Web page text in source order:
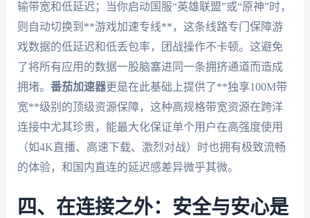
输带宽和低延迟；当你启动国服“英雄联盟”或“原神”时，
则自动切换到**游戏加速专线**，这条线路专门保障游
戏数据的低延迟和低丢包率，团战操作不卡顿。这避免
了将所有应用的数据一股脑塞进同一条拥挤通道而造成
拥堵。 番茄加速器更是在此基础上提供了**独享100M带
宽**级别的顶级资源保障，这种高规格带宽资源在跨洋
连接中尤其珍贵，能最大化保证单个用户在高强度使用
（如4K直播、高速下载、激烈对战）时也拥有极致流畅
的体验，和国内直连的延迟感差异微乎其微。
四、在连接之外：安全与安心是